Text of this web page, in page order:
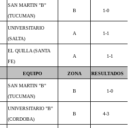
SAN MARTIN "B"
(TUCUMAN)
B 1-0
UNIVERSITARIO
(SALTA)
A 1-1
EL QUILLA (SANTA
FE)
A 1-1
EQUIPO ZONA RESULTADOS
SAN MARTIN "B"
(TUCUMAN)
B 1-0
UNIVERSITARIO "B"
(CORDOBA)
B 4-3